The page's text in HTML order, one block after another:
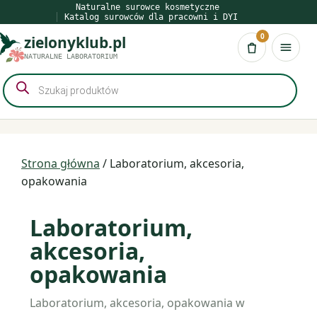
do
treści
Naturalne surowce kosmetyczne
Katalog surowców dla pracowni i DYI
zielonyklub.pl
NATURALNE LABORATORIUM Koszyk
0
Wyszukiwarka
produktów
Strona główna / Laboratorium, akcesoria,
opakowania
Laboratorium,
akcesoria,
opakowania
Laboratorium, akcesoria, opakowania w